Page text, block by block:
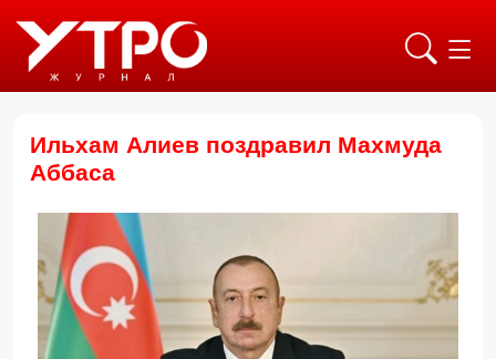
Ильхам Алиев поздравил Махмуда
Аббаса